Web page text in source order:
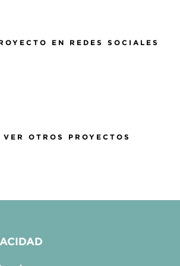
EN REDES SOCIALES
VER OTROS PROYECTOS